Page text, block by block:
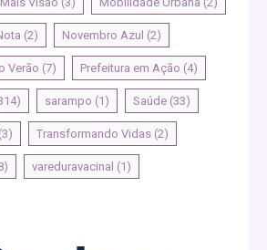
(2) Novembro Azul (2)
Verão (7) Prefeitura em Ação (4)
sarampo (1) Saúde (33)
(3) Transformando Vidas (2)
vareduravacinal (1)